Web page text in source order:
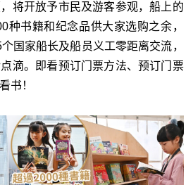
将开放予市民及游客参观，船上的
种书籍和纪念品供大家选购之余，
国家船长及船员义工零距离交流，
滴。即看预订门票方法、预订门票
书！